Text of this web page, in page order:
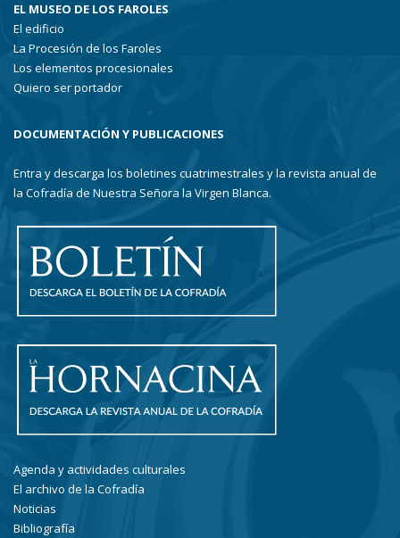
EL MUSEO DE LOS FAROLES
El edificio
La Procesión de los Faroles
Los elementos procesionales
Quiero ser portador
DOCUMENTACIÓN Y PUBLICACIONES
Entra y descarga los boletines cuatrimestrales y la revista anual de
la Cofradía de Nuestra Señora la Virgen Blanca.
Agenda y actividades culturales
El archivo de la Cofradía
Noticias
Bibliografía